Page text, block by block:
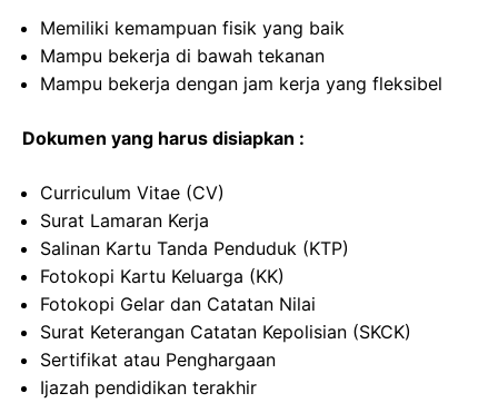
Memiliki kemampuan fisik yang baik
Mampu bekerja di bawah tekanan
Mampu bekerja dengan jam kerja yang fleksibel
Dokumen yang harus disiapkan :
Curriculum Vitae (CV)
Surat Lamaran Kerja
Salinan Kartu Tanda Penduduk (KTP)
Fotokopi Kartu Keluarga (KK)
Fotokopi Gelar dan Catatan Nilai
Surat Keterangan Catatan Kepolisian (SKCK)
Sertifikat atau Penghargaan
Ijazah pendidikan terakhir